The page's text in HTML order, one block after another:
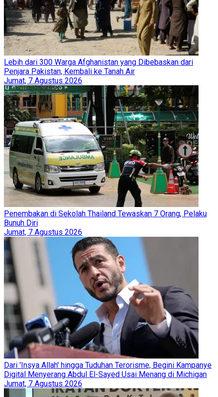
Lebih dari 300 Warga Afghanistan yang Dibebaskan dari
Penjara Pakistan, Kembali ke Tanah Air
Jumat, 7 Agustus 2026
Penembakan di Sekolah Thailand Tewaskan 7 Orang, Pelaku
Bunuh Diri
Jumat, 7 Agustus 2026
Dari 'Insya Allah' hingga Tuduhan Terorisme, Begini Kampanye
Digital Menyerang Abdul El-Sayed Usai Menang di Michigan
Jumat, 7 Agustus 2026